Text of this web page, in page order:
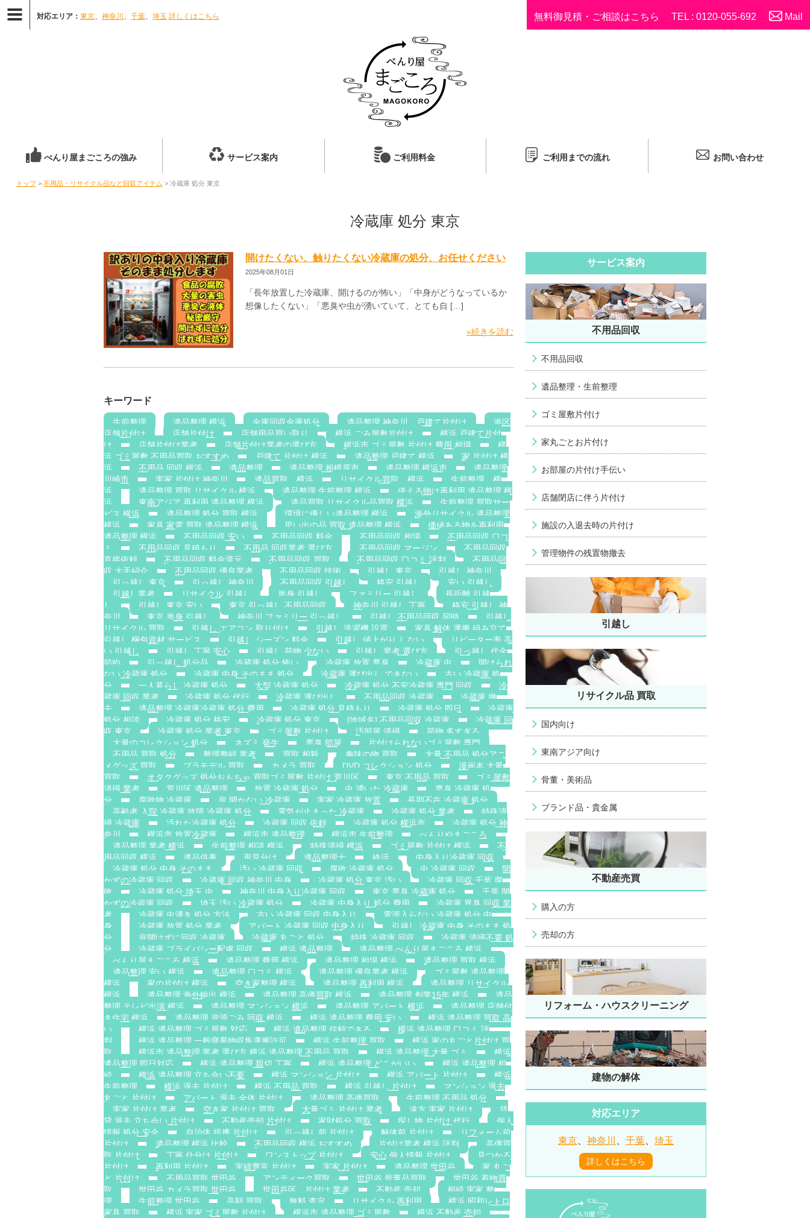
対応エリア： 東京、 神奈川 、 千葉、 埼玉 詳しくはこちら 無料御見積・ご相談はこちら TEL : 0120-055-692 Mail
べんり屋まごころの強み サービス案内 ご利用料金 ご利用までの流れ お問い合わせ
トップ> 不用品・リサイクル品など回収アイテム > 冷蔵庫 処分 東京
冷蔵庫 処分 東京
開けたくない、触りたくない冷蔵庫の処分、お任せください
2025年08月01日
「長年放置した冷蔵庫、開けるのが怖い」「中身がどうなっているか
想像したくない」「悪臭や虫が湧いていて、とても自 […]
»続きを読む
キーワード
生前整理 遺品整理 横浜 金庫回収金庫処分 遺品整理 神奈川，戸建て片付け
港区
店舗片付け
店舗片付け 店舗用品買い取り 横浜 ごみ屋敷片付け
横浜 戸建て片付
け
店舗片付け業者 店舗片付け業者の選び方 横浜市 ゴミ屋敷 片付け 費用 相場
横
浜 ゴミ屋敷 不用品買取 おすすめ
戸建て 片付け 横浜 遺品整理 戸建て 横浜
家 片付け 横
浜
不用品 回収 横浜 遺品整理 遺品整理 相模原市 遺品整理 横浜市
遺品整理
川崎市
実家 片付け 神奈川 遺品買取 横浜 リサイクル買取 横浜
生前整理 横
浜
遺品整理 買取 リサイクル 横浜 遺品整理 生前整理 横浜
使える物は再利用 遺品整理 横
浜
東南アジア 再利用 遺品整理 横浜 遺品買取 リサイクル品買取 横浜
生前整理 買取サー
ビス 横浜
遺品整理 処分 買取 横浜 環境に優しい遺品整理 横浜
海外リサイクル 遺品整理
横浜
家具 家電 買取 遺品整理 横浜 思い出の品 買取 遺品整理 横浜
価値ある物を再利用
遺品整理 横浜
不用品回収 安い 不用品回収 料金 不用品回収 相場
不用品回収 口コ
ミ
不用品回収 見積もり 不用品 回収業者 選び方 不用品回収 マージン
不用品回収
直接依頼
不用品回収 料金還元 不用品回収 買取 不用品回収 口コミ 評判
不用品回
収 大手紹介
不用品回収 優良業者 不用品回収 技術 引越し 東京
引越し 神奈川
引っ越し 東京
引っ越し 神奈川 不用品回収 引越し 格安 引越し
安い 引越し
引越し業者
リサイクル 引越し 単身 引越し ファミリー 引越し
長距離 引越
し
引越し 東京 安い 東京 引っ越し 不用品回収 神奈川 引越し 丁寧
格安 引越し 神
奈川
東京 単身 引越し 神奈川 ファミリー 引っ越し 引越し 不用品回収 同時
引越し
リサイクル 買取
引越し エアコン 取り付け 引越し 洗濯機 設置
家具 解体 運搬 組み立て
引越し 梱包資材 サービス
引越し シーズン 料金 引越し 値上がり しない
リピーター率 高
い 引越し
引越し 丁寧 安心 引越し 荷物 少ない 引越し 業者 選び方
引っ越し 代金
節約
引っ越し 処分品 冷蔵庫 処分 怖い 冷蔵庫 放置 悪臭 冷蔵庫 虫
開けられ
ない 冷蔵庫 処分
冷蔵庫 中身 そのまま 処分 冷蔵庫 運び出し できない
古い 冷蔵庫 処
分
一人暮らし 冷蔵庫 処分 大型 冷蔵庫 処分 冷蔵庫 処分 不安冷蔵庫 専門 回収
冷
蔵庫 回収 業者
冷蔵庫 処分 代行 冷蔵庫 運び出し 不用品回収 冷蔵庫
冷蔵庫 撤
去
遺品整理 冷蔵庫冷蔵庫 処分 費用 冷蔵庫 処分 見積もり 冷蔵庫 処分 即日
冷蔵庫
処分 相談
冷蔵庫 処分 格安 冷蔵庫 処分 東京 [地域名] 不用品回収 冷蔵庫
冷蔵庫 回
収 東京
冷蔵庫 処分 業者 東京 ゴミ屋敷 片付け 汚部屋 清掃
荷物 多すぎる
大量のコレクション 処分
ネズミ 発生 悪臭 部屋
片付けられないゴミ屋敷 専門
不用品 買取 処分
整理整頓 業者 買取 相殺 趣味の物 買取
大量 不用品 処分アニ
メグッズ 買取
プラモデル 買取 カメラ 買取 DVD コレクション 処分
漫画本 大量
買取
オタクグッズ 処分おもちゃ 買取ゴミ屋敷 片付け 荒川区 東京 不用品 買取
ゴミ屋敷
清掃 業者
荒川区 遺品整理 放置 冷蔵庫 処分 虫 湧いた 冷蔵庫
悪臭 冷蔵庫 処
分
腐敗物 冷蔵庫 扉 開かない 冷蔵庫 実家 冷蔵庫 放置
長期不在 冷蔵庫 処分
高齢者 入院 冷蔵庫 故障 冷蔵庫 処分
電気が止まった 冷蔵庫 冷蔵庫 処分 業者
特殊清
掃 冷蔵庫
汚れた冷蔵庫 処分 冷蔵庫 回収 依頼 冷蔵庫 処分 横浜市
冷蔵庫 処分 神
奈川
横浜市 放置冷蔵庫 横浜市 遺品整理 横浜市 生前整理
べんりやまごころ
遺品整理 業者 横浜
生前整理 相談 横浜 特殊清掃 横浜 ゴミ屋敷 片付け 横浜
不
用品回収 横浜
遺品供養 形見分け 遺品整理士 終活
中身入り冷蔵庫 回収
冷蔵庫 処分 中身 そのまま
汚い 冷蔵庫 回収 腐敗 冷蔵庫 処分 虫 冷蔵庫 回収
開
かずの冷蔵庫 回収
冷蔵庫 回収 神奈川 中身 冷蔵庫 処分 東京 汚い
冷蔵庫 回収 千葉 腐
敗
冷蔵庫 処分 埼玉 虫 神奈川 中身入り冷蔵庫 回収 東京 悪臭 冷蔵庫 処分
千葉 開
かずの冷蔵庫 回収
埼玉 汚い 冷蔵庫 処分 冷蔵庫 中身入り 処分 費用
冷蔵庫 異臭 回収 業
者
冷蔵庫 虫湧き 処分 方法 古い 冷蔵庫 回収 中身入り
電源入らない 冷蔵庫 処分 中
身
冷蔵庫 放置 処分 業者 アパート 冷蔵庫 回収 中身入り
引越し 冷蔵庫 中身 そのまま 処
分
扉開けずに回収 冷蔵庫 冷蔵庫 丸ごと 処分 特殊 冷蔵庫 回収
冷蔵庫 清掃不要 処
分
冷蔵庫 プライバシー配慮 回収 横浜 遺品整理
遺品整理 べんり屋まごころ 横浜
べんり屋まごころ 横浜
遺品整理 費用 横浜 遺品整理 相場 横浜
遺品整理 買取 横浜
遺品整理 安い 横浜
遺品整理 口コミ 横浜 遺品整理 優良業者 横浜
ゴミ屋敷 遺品整理
横浜
家の片付け 横浜 空き家整理 横浜 遺品整理 再利用 横浜
遺品整理 リサイクル
横浜
遺品整理 海外輸出 横浜 遺品整理 高価買取 横浜 遺品整理 創業15年 横浜
遺品
整理 テレビ出演 横浜
遺品整理 マンション 横浜 遺品整理 アパート 横浜
遺品整理 店舗付
き住宅 横浜
遺品整理 資源ごみ 回収 横浜 横浜 遺品整理 費用 安い
横浜 遺品整理 買取 高
い
横浜 遺品整理 ゴミ屋敷 対応 横浜 遺品整理 信頼できる
横浜 遺品整理 口コミ 評
判
横浜 遺品整理 一般廃棄物収集運搬許可 横浜 生前整理 買取
横浜 家の丸ごと片付け 買
取
横浜市 遺品整理 業者 選び方 横浜 遺品整理 不用品 買取 横浜 遺品整理 大量 ゴミ
横浜
遺品整理 即日対応
横浜 遺品整理 親切 丁寧 横浜 遺品整理 どこがいい
横浜 遺品整理 相
続
横浜 遺品整理 立ち合い不要 横浜 マンション 片付け 横浜 アパート 片付け
横浜
生前整理
横浜 退去 片付け 横浜 不用品 買取 横浜 引越し 片付け
マンション 退去
丸ごと 片付け
アパート 退去 全体 片付け 遺品整理 高価買取
生前整理 不用品 処分
実家 片付け 業者
空き家 片付け 買取 大量ゴミ 片付け 業者 遠方 実家 片付け
賃
貸 退去 立ち会い 片付け
不動産売却 片付け 家財処分 買取 探し物 片付け 代行
個人
情報 処分 安全
自治体 提携 片付け 引っ越し前 片付け 解体前 片付け
リフォーム前
片付け
遺品整理 横浜 比較 不用品回収 横浜 おすすめ 片付け業者 横浜 評判
高価買
取 片付け
丁寧 仕分け 片付け ワンストップ 片付け 安心 個人情報 片付け
見つかる
片付け
再利用 片付け 実績豊富 片付け 実家 片付け 遺品整理 世田谷
家 丸ご
と 片付け
不用品買取 世田谷 アンティーク買取 世田谷 骨董品買取
世田谷 着物買
取
世田谷 カメラ買取 世田谷 世田谷区 片付け 業者 不動産 売却
相続 実家 整
理
生前整理 世田谷 高額 買取 無料 査定 リサイクル 再利用
横浜 昭和レトロ
家具 買取
横浜 実家 ゴミ屋敷 片付け 横浜市 遺品整理 ゴミ屋敷
横浜 不動産 売却
サービス案内
不用品回収
不用品回収
遺品整理・生前整理
ゴミ屋敷片付け
家丸ごとお片付け
お部屋の片付け手伝い
店舗閉店に伴う片付け
施設の入退去時の片付け
管理物件の残置物撤去
引越し
リサイクル品 買取
国内向け
東南アジア向け
骨董・美術品
ブランド品・貴金属
不動産売買
購入の方
売却の方
リフォーム・ハウスクリーニング
建物の解体
対応エリア
東京 神奈川 千葉 埼玉
詳しくはこちら